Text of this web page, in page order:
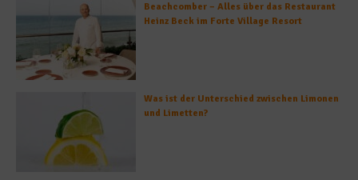
Beachcomber – Alles über das Restaurant
Heinz Beck im Forte Village Resort
Was ist der Unterschied zwischen Limonen
und Limetten?